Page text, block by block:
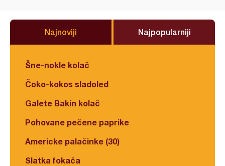
Najnoviji Najpopularniji
Šne-nokle kolač
Čoko-kokos sladoled
Galete Bakin kolač
Pohovane pečene paprike
Americke palačinke (30)
Slatka fokača